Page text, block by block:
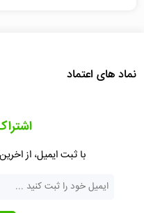
نماد های اعتماد
با ثبت ایمیل، از